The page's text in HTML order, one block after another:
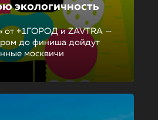
экологичность
от +1ГОРОД и ZAVTRA —
до финиша дойдут
москвичи